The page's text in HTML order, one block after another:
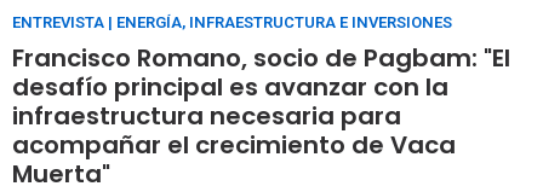
ENTREVISTA | ENERGÍA, INFRAESTRUCTURA E INVERSIONES
Francisco Romano, socio de Pagbam: "El
desafío principal es avanzar con la
infraestructura necesaria para
acompañar el crecimiento de Vaca
Muerta"